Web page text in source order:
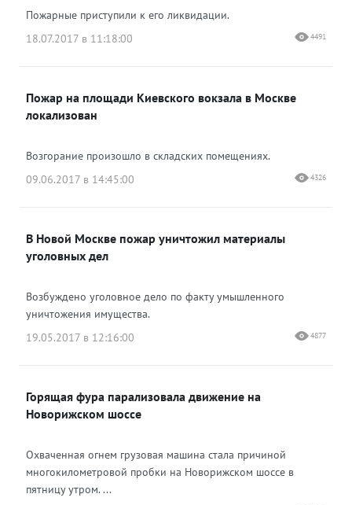
Пожарные приступили к его ликвидации.
18.07.2017 в 11:18:00
4491
Пожар на площади Киевского вокзала в Москве
локализован
Возгорание произошло в складских помещениях.
09.06.2017 в 14:45:00
4326
В Новой Москве пожар уничтожил материалы
уголовных дел
Возбуждено уголовное дело по факту умышленного
уничтожения имущества.
19.05.2017 в 12:16:00
4877
Горящая фура парализовала движение на
Новорижском шоссе
Охваченная огнем грузовая машина стала причиной
многокилометровой пробки на Новорижском шоссе в
пятницу утром. ...